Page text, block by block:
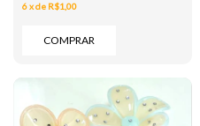
6xde R$1,00
COMPRAR